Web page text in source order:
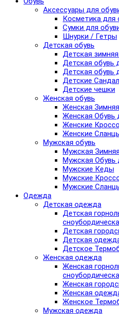
Аксессуары для
Косметика для
Сумки для
Шнурки / Гетры
Детская обувь
Детская
Детская обувь
Детская обувь
Детские
Детские чешки
Женская обувь
Женская
Женская Обувь
Женские
Женские
Мужская обувь
Мужская
Мужская Обувь
Мужские Кеды
Мужские
Мужские
Одежда
Детская одежда
Детская
Детская
Детская
Детское
Женская одежда
Женская
Женская
Женская
Женское
Мужская одежда